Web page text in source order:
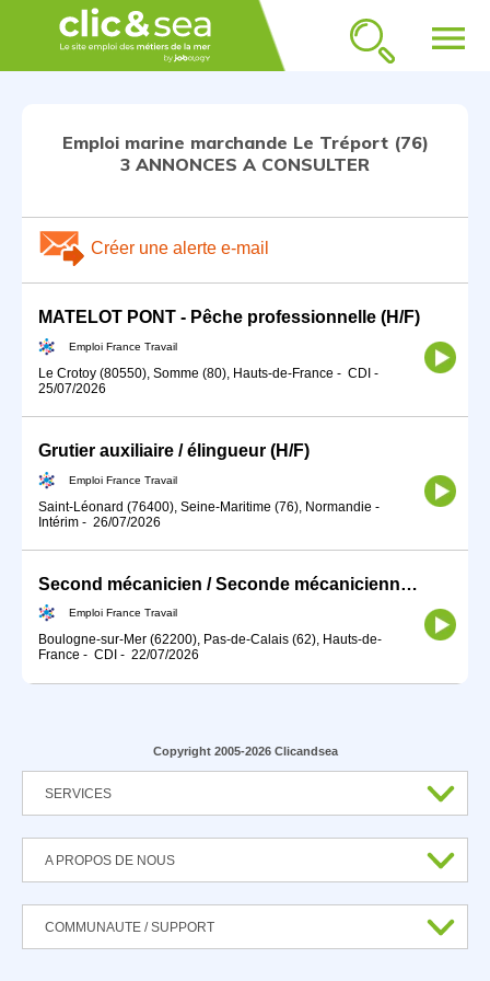
menu
Emploi marine marchande Le Tréport (76)
3 ANNONCES A CONSULTER
Créer une alerte e-mail
MATELOT PONT - Pêche professionnelle (H/F)
Emploi France Travail
Le Crotoy (80550), Somme (80), Hauts-de-France - CDI -
25/07/2026
Grutier auxiliaire / élingueur (H/F)
Emploi France Travail
Saint-Léonard (76400), Seine-Maritime (76), Normandie -
Intérim - 26/07/2026
Second mécanicien / Seconde mécanicienne (H/F)
Emploi France Travail
Boulogne-sur-Mer (62200), Pas-de-Calais (62), Hauts-de-
France - CDI - 22/07/2026
Copyright 2005-2026 Clicandsea
SERVICES
A PROPOS DE NOUS
COMMUNAUTE / SUPPORT